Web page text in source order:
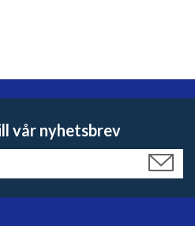
vår nyhetsbrev